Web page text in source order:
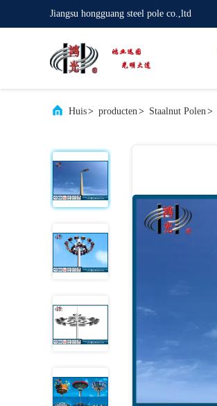
Jiangsu hongguang steel pole co.,ltd
Huis> producten> Staalnut Polen>